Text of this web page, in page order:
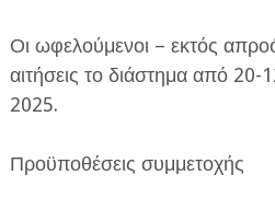
Οι ωφελούμενοι – εκτός
αιτήσεις το διάστημα από
2025.
Προϋποθέσεις συμμετοχής